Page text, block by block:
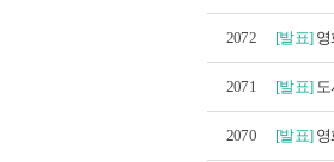
2072 [발표]
2071 [발표]
2070 [발표]